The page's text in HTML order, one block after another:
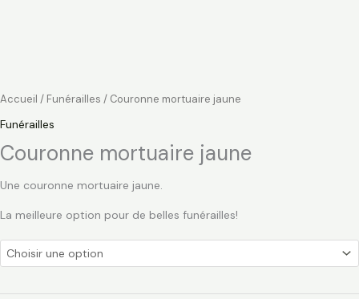
Accueil / Funérailles / Couronne mortuaire jaune
Funérailles
Couronne mortuaire jaune
Une couronne mortuaire jaune.
La meilleure option pour de belles funérailles!